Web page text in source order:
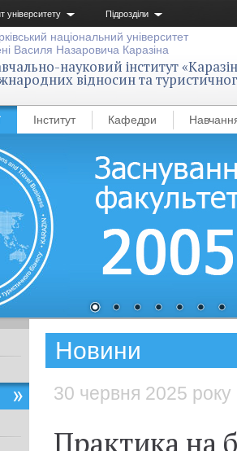
університету Підрозділи
національний університет
Василя Назаровича Каразіна
науковий інститут
відносин та
Інститут Кафедри
Новини
30 червня 2025 року
Практика на